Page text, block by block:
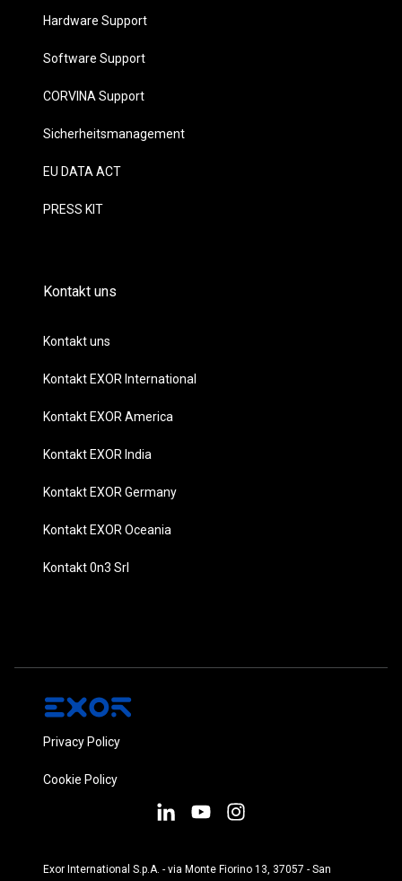
Hardware Support
Software Support
CORVINA Support
Sicherheitsmanagement
EU DATA ACT
PRESS KIT
Kontakt uns
Kontakt uns
Kontakt EXOR International
Kontakt EXOR America
Kontakt EXOR India
Kontakt EXOR Germany
Kontakt EXOR Oceania
Kontakt 0n3 Srl
Privacy Policy
Cookie Policy
Exor International S.p.A. - via Monte Fiorino 13, 37057 - San